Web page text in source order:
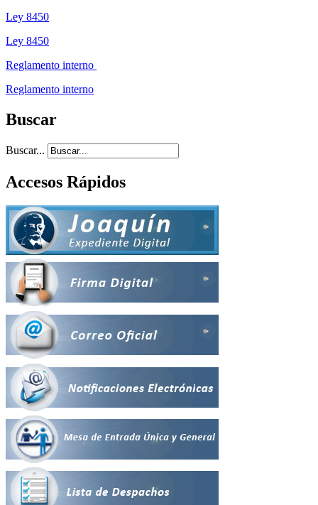
Ley 8450
Ley 8450
Reglamento interno
Reglamento interno
Buscar
Buscar...
Accesos Rápidos